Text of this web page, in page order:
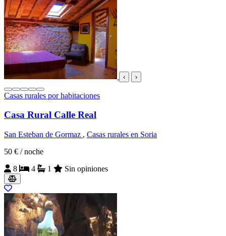
‹ ›
Casas rurales por habitaciones
Casa Rural Calle Real
San Esteban de Gormaz , Casas rurales en Soria
50 € / noche
8
4 1 Sin opiniones